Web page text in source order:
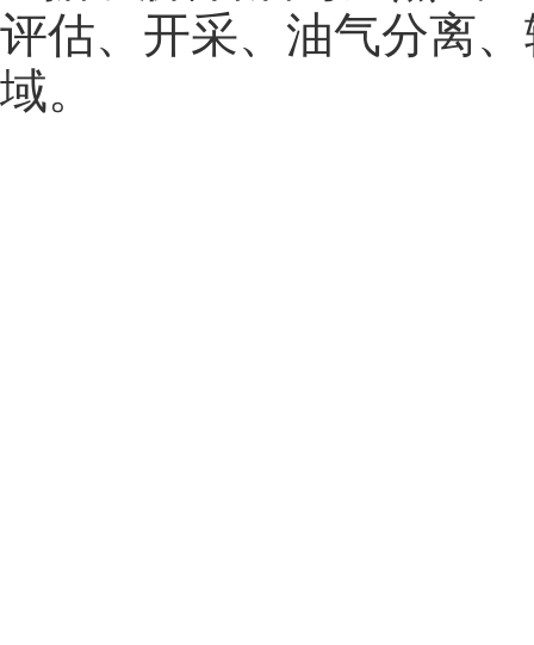
评估、开采、油气分离
域。